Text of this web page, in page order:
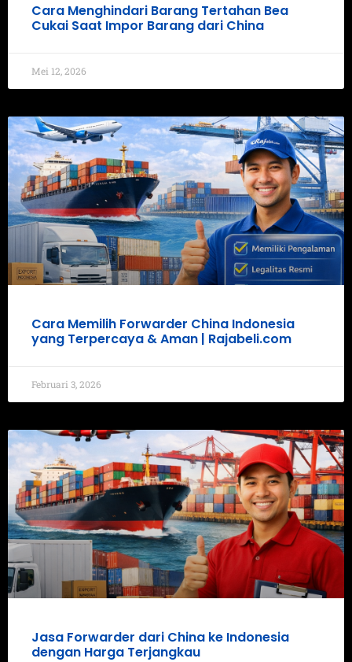
Cara Menghindari Barang Tertahan Bea
Cukai Saat Impor Barang dari China
Mei 12, 2026
Cara Memilih Forwarder China Indonesia
yang Terpercaya & Aman | Rajabeli.com
Februari 3, 2026
Jasa Forwarder dari China ke Indonesia
dengan Harga Terjangkau